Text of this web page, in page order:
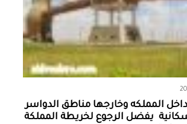
داخل المملكه وخارجها ‏مناطق الدواسر
يفضل الرجوع لخريطة المملكة